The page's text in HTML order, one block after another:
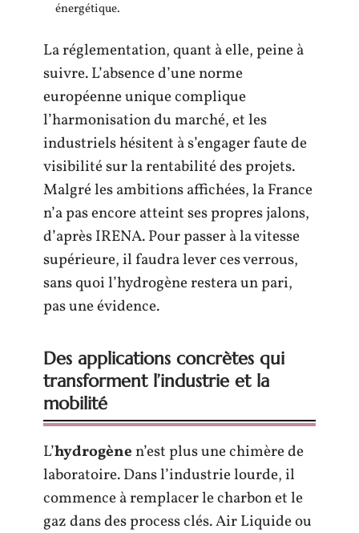
énergétique.
La réglementation, quant à elle, peine à
suivre. L’absence d’une norme
européenne unique complique
l’harmonisation du marché, et les
industriels hésitent à s’engager faute de
visibilité sur la rentabilité des projets.
Malgré les ambitions affichées, la France
n’a pas encore atteint ses propres jalons,
d’après IRENA. Pour passer à la vitesse
supérieure, il faudra lever ces verrous,
sans quoi l’hydrogène restera un pari,
pas une évidence.
Des applications concrètes qui
transforment l’industrie et la
mobilité
L’hydrogènen’est plus une chimère de
laboratoire. Dans l’industrie lourde, il
commence à remplacer le charbon et le
gaz dans des process clés. Air Liquide ou